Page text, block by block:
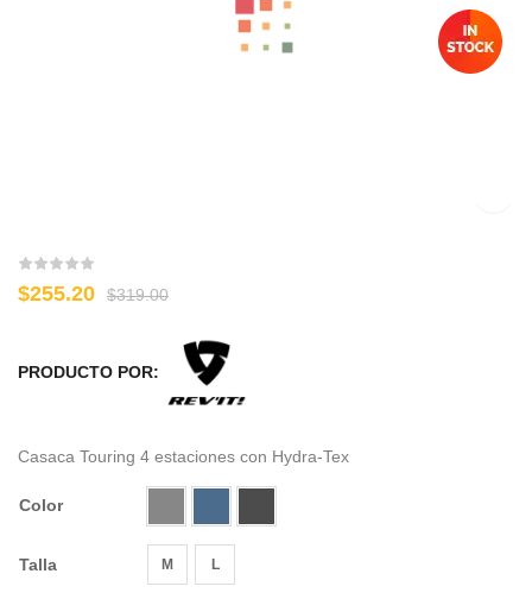
$319.00
$255.20
PRODUCTO POR:
Casaca Touring 4 estaciones con Hydra-Tex
Color
Talla M L